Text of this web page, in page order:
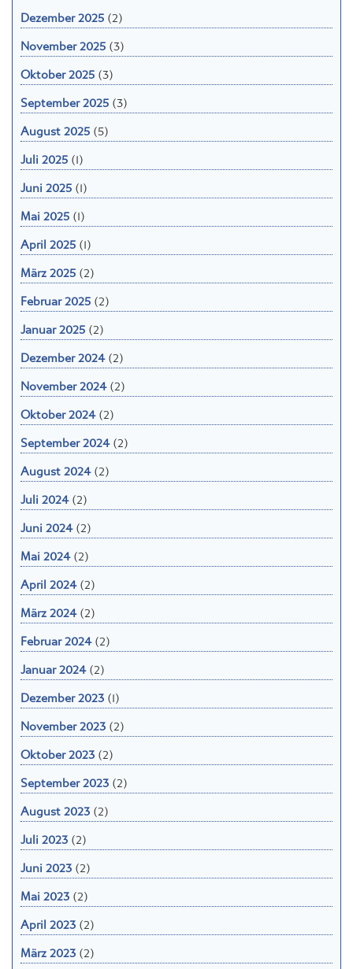
Dezember 2025(2)
November 2025(3)
Oktober 2025(3)
September 2025(3)
August 2025(5)
Juli 2025(1)
Juni 2025(1)
Mai 2025(1)
April 2025(1)
März 2025(2)
Februar 2025(2)
Januar 2025(2)
Dezember 2024(2)
November 2024(2)
Oktober 2024(2)
September 2024(2)
August 2024(2)
Juli 2024(2)
Juni 2024(2)
Mai 2024(2)
April 2024(2)
März 2024(2)
Februar 2024(2)
Januar 2024(2)
Dezember 2023(1)
November 2023(2)
Oktober 2023(2)
September 2023(2)
August 2023(2)
Juli 2023(2)
Juni 2023(2)
Mai 2023(2)
April 2023(2)
März 2023(2)